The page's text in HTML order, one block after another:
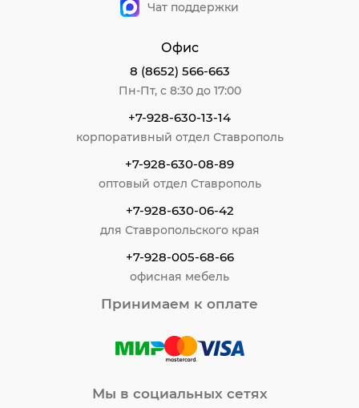
Чат поддержки
Офис
8 (8652) 566-663
Пн-Пт, с 8:30 до 17:00
+7-928-630-13-14
корпоративный отдел Ставрополь
+7-928-630-08-89
оптовый отдел Ставрополь
+7-928-630-06-42
для Ставропольского края
+7-928-005-68-66
офисная мебель
Принимаем к оплате
Мы в социальных сетях